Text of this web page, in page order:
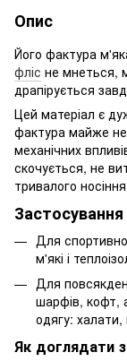
Опис
Його фактура
фліс не мнеться,
драпірується
Цей матеріал є
фактура майже не
механічних
скочується, не
тривалого
Для
м'які і
Для
шарфів, кофт,
одягу:
Як доглядати